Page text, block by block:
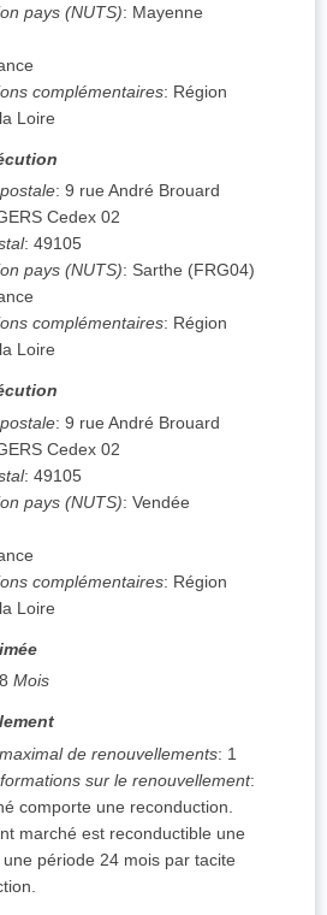
pays (NUTS): Mayenne
complémentaires: Région
Loire
: 9 rue André Brouard
Cedex 02
: 49105
pays (NUTS): Sarthe (FRG04)
complémentaires: Région
Loire
: 9 rue André Brouard
Cedex 02
: 49105
pays (NUTS): Vendée
complémentaires: Région
Loire
Mois
de renouvellements: 1
sur le renouvellement:
comporte une reconduction.
marché est reconductible une
période 24 mois par tacite